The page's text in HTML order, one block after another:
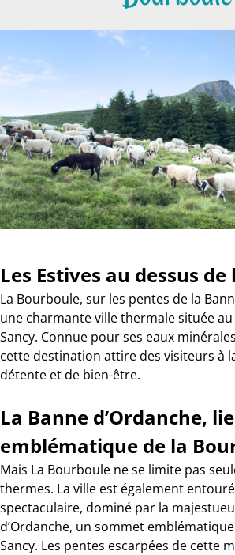
Les Estives au dessus
La Bourboule, sur les pentes de la
une charmante ville thermale située
Sancy. Connue pour ses eaux
cette destination attire des visiteurs à
détente et de bien-être.
La Banne d’Ordanche,
emblématique de la
Mais La Bourboule ne se limite pas
thermes. La ville est également
spectaculaire, dominé par la
d’Ordanche, un sommet
Sancy. Les pentes escarpées de cette